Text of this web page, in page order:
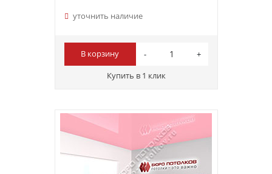
уточнить наличие
В корзину
Купить в 1 клик